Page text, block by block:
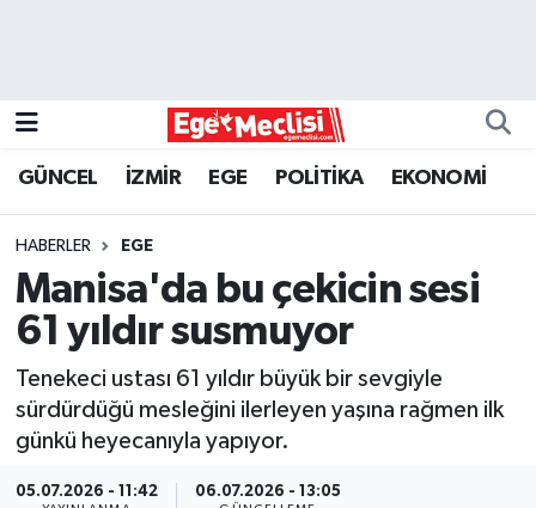
GÜNCEL İZMİR EGE POLİTİKA EKONOMİ
HABERLER EGE
Manisa'da bu çekicin sesi
61 yıldır susmuyor
Tenekeci ustası 61 yıldır büyük bir sevgiyle
sürdürdüğü mesleğini ilerleyen yaşına rağmen ilk
günkü heyecanıyla yapıyor.
05.07.2026 - 11:42 06.07.2026 - 13:05
GÜNCEL
İZMİR
ÖZEL HABER
Programlar